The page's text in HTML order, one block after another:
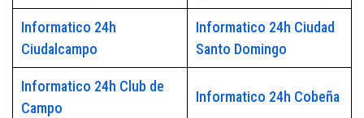
Informatico 24h
Ciudalcampo
Informatico 24h Ciudad
Santo Domingo
Informatico 24h Club de
Campo
Informatico 24h Cobeña